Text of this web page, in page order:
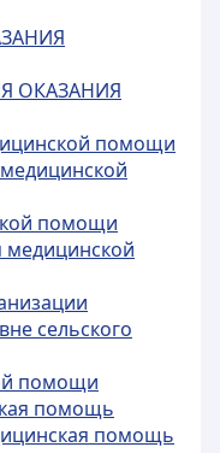
ОКАЗАНИЯ
помощи
помощи
медицинской
сельского
помощи
помощь
помощь